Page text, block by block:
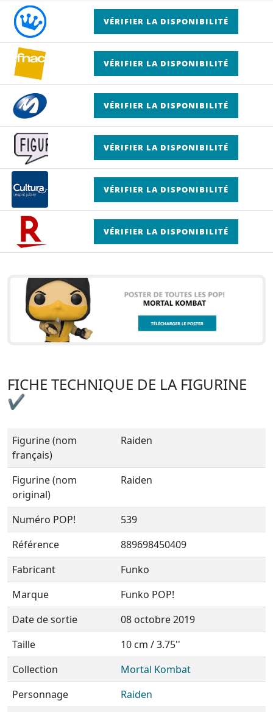
VÉRIFIER LA DISPONIBILITÉ
VÉRIFIER LA DISPONIBILITÉ
VÉRIFIER LA DISPONIBILITÉ
VÉRIFIER LA DISPONIBILITÉ
VÉRIFIER LA DISPONIBILITÉ
VÉRIFIER LA DISPONIBILITÉ
FICHE TECHNIQUE DE LA FIGURINE
✔
Figurine (nom
français)
Raiden
Figurine (nom
original)
Raiden
Numéro POP!
539
Référence
889698450409
Fabricant
Funko
Marque
Funko POP!
Date de sortie
08 octobre 2019
Taille
10 cm / 3.75''
Collection
Mortal Kombat
Personnage
Raiden